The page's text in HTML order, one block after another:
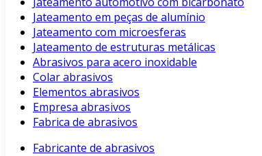
Jateamento em peças de alumínio
Jateamento com microesferas
Jateamento de estruturas metálicas
Abrasivos para acero inoxidable
Colar abrasivos
Elementos abrasivos
Empresa abrasivos
Fabrica de abrasivos
Fabricante de abrasivos